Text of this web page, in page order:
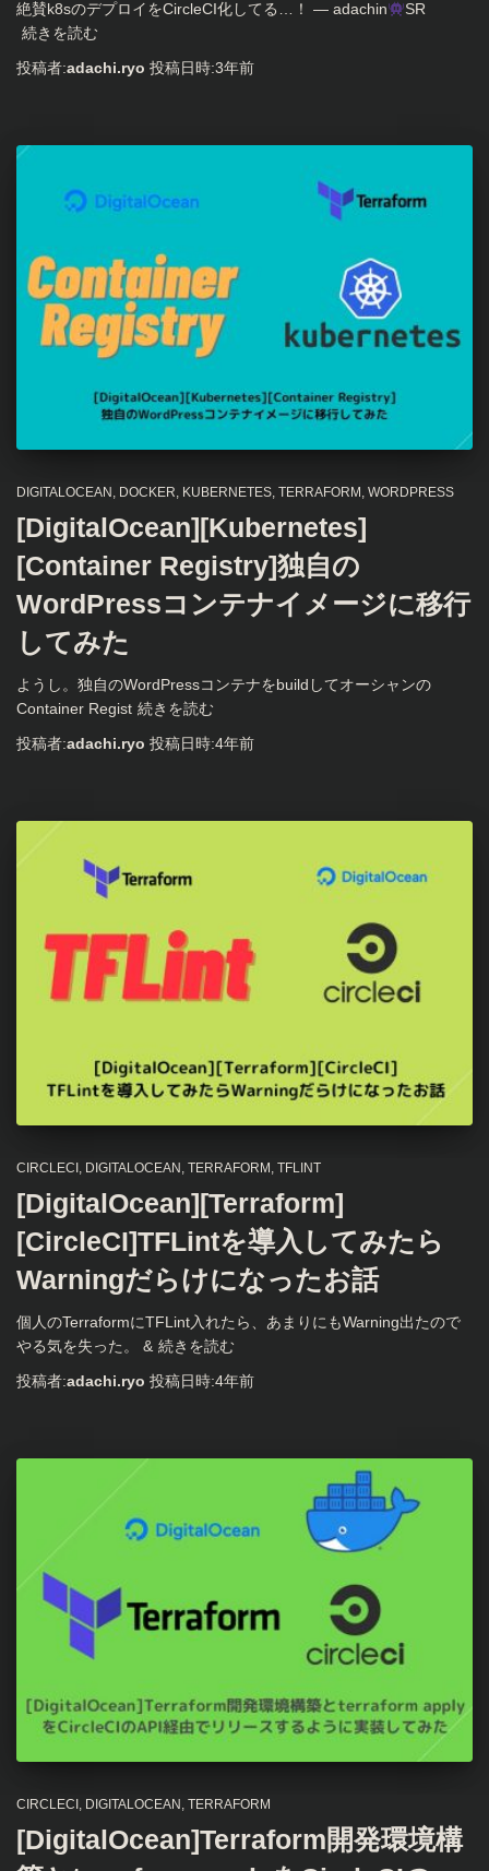
絶賛k8sのデプロイをCircleCI化してる…！ — adachin
SR
続きを読む
投稿者:adachi.ryo 投稿日時:3年前
DIGITALOCEAN DOCKER KUBERNETES TERRAFORM WORDPRESS
[DigitalOcean][Kubernetes]
[Container Registry]独自の
WordPressコンテナイメージに移行
してみた
ようし。独自のWordPressコンテナをbuildしてオーシャンの
Container Regist 続きを読む
投稿者:adachi.ryo 投稿日時:4年前
CIRCLECI DIGITALOCEAN TERRAFORM TFLINT
[DigitalOcean][Terraform]
[CircleCI]TFLintを導入してみたら
Warningだらけになったお話
個人のTerraformにTFLint入れたら、あまりにもWarning出たので
やる気を失った。 & 続きを読む
投稿者:adachi.ryo 投稿日時:4年前
CIRCLECI DIGITALOCEAN TERRAFORM
[DigitalOcean]Terraform開発環境構